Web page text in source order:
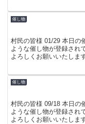
催し物
村民の皆様 01/29 本日の
ような催し物が登録され
よろしくお願いいたしま
催し物
村民の皆様 09/18 本日の
ような催し物が登録され
よろしくお願いいたしま